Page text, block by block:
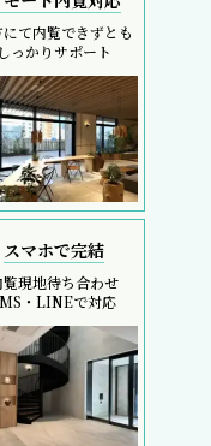
て内覧できずとも
しっかりサポート
スマホで完結
覧現地待ち合わせ
・LINEで対応